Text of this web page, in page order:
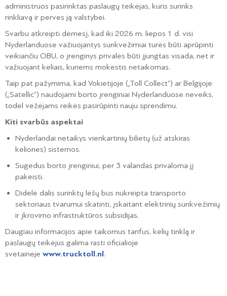
administruos pasirinktas paslaugų teikėjas, kuris surinks
rinkliavą ir perves ją valstybei.
Svarbu atkreipti dėmesį, kad iki 2026 m. liepos 1 d. visi
Nyderlanduose važiuojantys sunkvežimiai turės būti aprūpinti
veikiančiu OBU, o įrenginys privalės būti įjungtas visada, net ir
važiuojant keliais, kuriems mokestis netaikomas.
Taip pat pažymima, kad Vokietijoje („Toll Collect“) ar Belgijoje
(„Satellic“) naudojami borto įrenginiai Nyderlanduose neveiks,
todėl vežėjams reikės pasirūpinti nauju sprendimu.
Kiti svarbūs aspektai
Nyderlandai netaikys vienkartinių bilietų (už atskiras
keliones) sistemos.
Sugedus borto įrenginiui, per 3 valandas privaloma jį
pakeisti.
Didelė dalis surinktų lėšų bus nukreipta transporto
sektoriaus tvarumui skatinti, įskaitant elektrinių sunkvežimių
ir įkrovimo infrastruktūros subsidijas.
Daugiau informacijos apie taikomus tarifus, kelių tinklą ir
paslaugų teikėjus galima rasti oficialioje
svetainėje www.trucktoll.nl.